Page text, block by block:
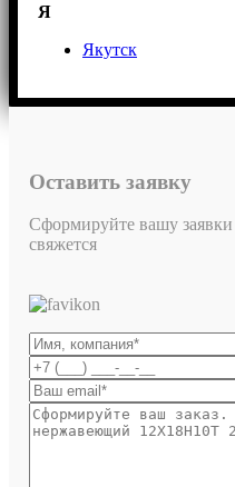
Я
Якутск
Оставить заявку
Сформируйте вашу
свяжется